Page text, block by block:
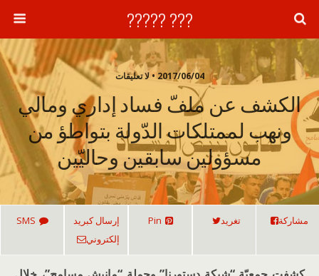
??? ?????
2017/06/04 • لا تعليقات
الكشف عن ملفّ فساد إداري ومالي
ونهب لممتلكات الدّولة بتواطؤ من
مسؤولين سابقين وحاليّين
مشاركة تغريد Pin
إرسال كبريد
إلكتروني
SMS